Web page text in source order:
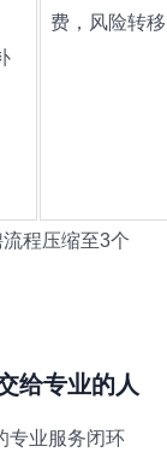
费，风险转移
程压缩至3个
给专业的人
专业服务闭环